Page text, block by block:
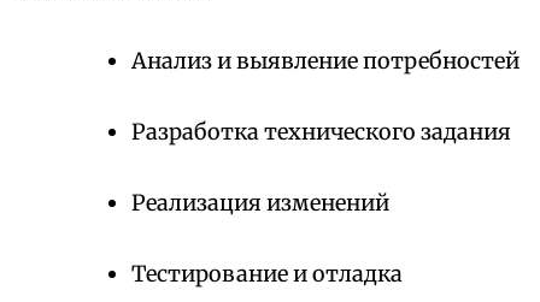
Анализ и выявление потребностей
Разработка технического задания
Реализация изменений
Тестирование и отладка